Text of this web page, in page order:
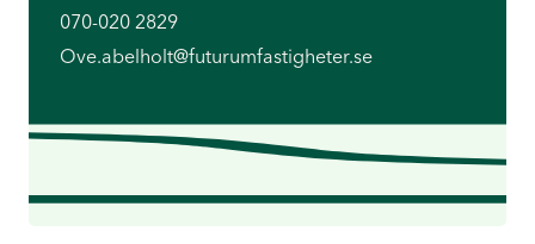
070-020 2829
Ove.abelholt@futurumfastigheter.se